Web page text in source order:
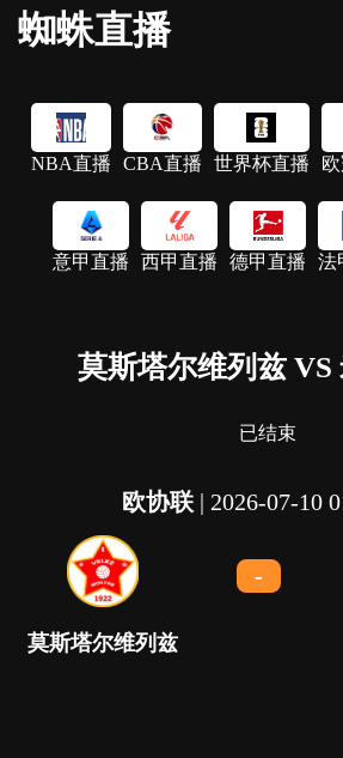
蜘蛛直播
NBA直播 CBA直播 世界杯直播
意甲直播 西甲直播 德甲直播 法
莫斯塔尔维列兹 VS
已结束
欧协联| 2026-07-10
莫斯塔尔维列兹
-